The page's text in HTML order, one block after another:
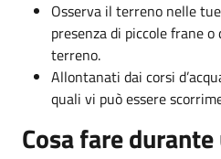
Osserva il terreno nelle
presenza di piccole frane
terreno.
Allontanati dai corsi
quali vi può essere
Cosa fare